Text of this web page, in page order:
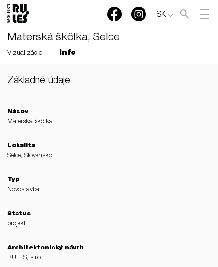
SK
Materská škôlka, Selce
Vizualizácie Info
Základné údaje
Názov
Materská škôlka
Lokalita
Selce, Slovensko
Typ
Novostavba
Status
projekt
Architektonický návrh
RULES, s.r.o.
RULES, s.r.o., Klincová